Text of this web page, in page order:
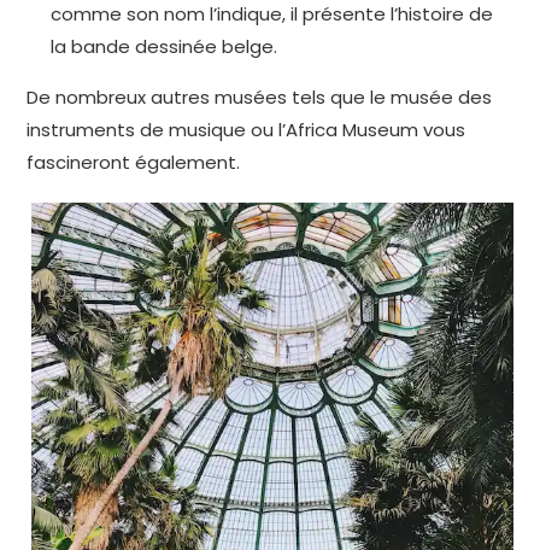
comme son nom l’indique, il présente l’histoire de
la bande dessinée belge.
De nombreux autres musées tels que le musée des
instruments de musique ou l’Africa Museum vous
fascineront également.